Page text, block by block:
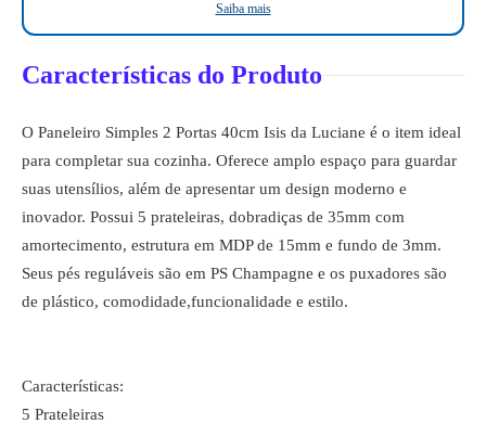
Saiba mais
Características do Produto
O Paneleiro Simples 2 Portas 40cm Isis da Luciane é o item ideal
para completar sua cozinha. Oferece amplo espaço para guardar
suas utensílios, além de apresentar um design moderno e
inovador. Possui 5 prateleiras, dobradiças de 35mm com
amortecimento, estrutura em MDP de 15mm e fundo de 3mm.
Seus pés reguláveis são em PS Champagne e os puxadores são
de plástico, comodidade,funcionalidade e estilo.
Características:
5 Prateleiras